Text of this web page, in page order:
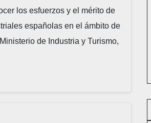
los esfuerzos y el mérito de
españolas en el ámbito de
de Industria y Turismo,